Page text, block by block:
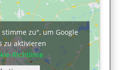
zu", um Google
zu aktivieren
Richtlinie